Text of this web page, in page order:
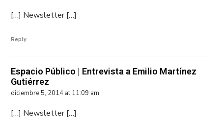
[…] Newsletter […]
Reply
Espacio Público | Entrevista a Emilio Martínez
Gutiérrez
diciembre 5, 2014 at 11:09 am
[…] Newsletter […]